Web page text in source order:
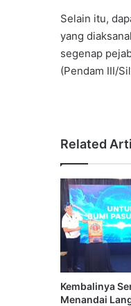
Selain itu,
yang
segenap
(Pendam III/
Related
Kembalinya
Menandai